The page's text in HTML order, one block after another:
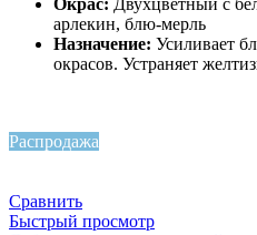
Окрас: Двухцветный с
арлекин, блю-мерль
Назначение: Усиливает
окрасов. Устраняет
Распродажа
Сравнить
Быстрый просмотр